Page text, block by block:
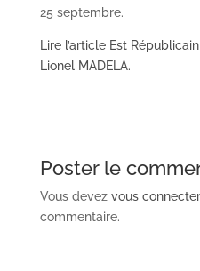
25 septembre.
Lire l’article Est
Lionel MADELA.
Poster le
Vous devez vous connecter
commentaire.